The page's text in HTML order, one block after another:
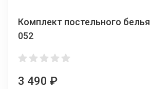
Комплект постельного
052
3 490 ₽